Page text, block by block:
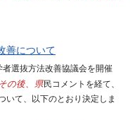
善について
選抜方法改善協議会を開催
その後、県民コメントを経て、
いて、以下のとおり決定しま